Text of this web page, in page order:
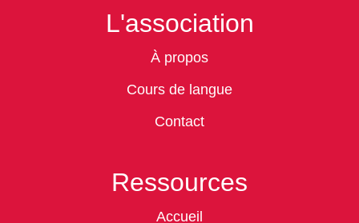
L'association
À propos
Cours de langue
Contact
Ressources
Accueil